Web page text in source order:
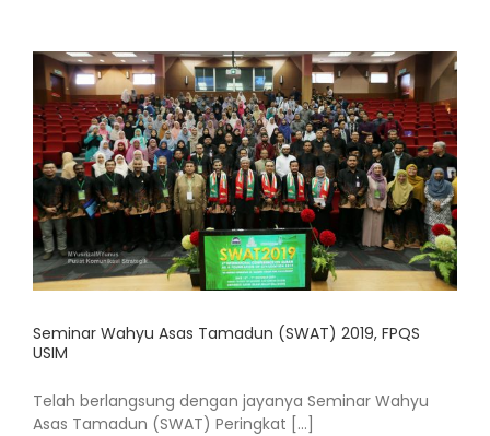
Seminar Wahyu Asas Tamadun (SWAT) 2019, FPQS
USIM
Telah berlangsung dengan jayanya Seminar Wahyu
Asas Tamadun (SWAT) Peringkat [...]